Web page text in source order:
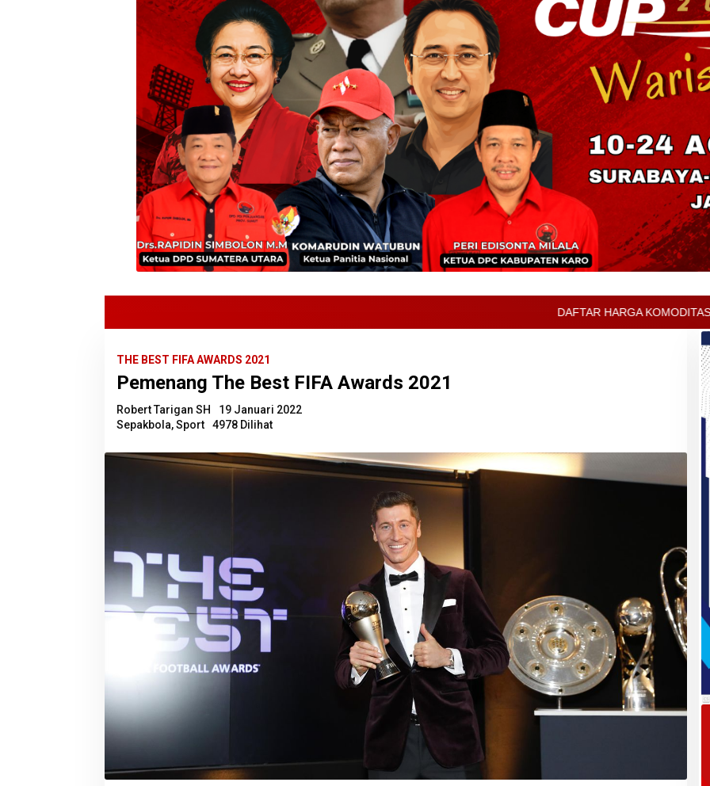
DAFTAR HARGA KOMODITAS PERTANIAN
THE BEST FIFA AWARDS 2021
Pemenang The Best FIFA Awards 2021
Robert Tarigan SH
19 Januari 2022
Sepakbola,Sport 4978 Dilihat